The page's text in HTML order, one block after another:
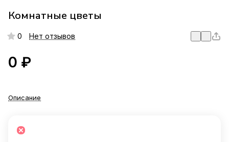
Комнатные цветы
0 Нет отзывов
0 ₽
Описание